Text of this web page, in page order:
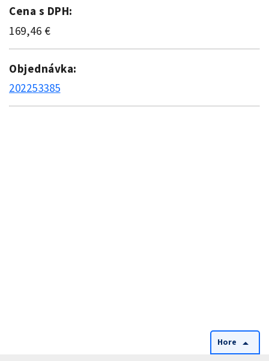
Cena s DPH:
169,46 €
Objednávka:
202253385
Hore arrow_drop_up